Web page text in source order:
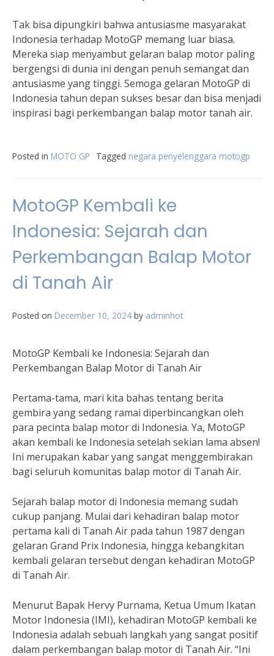
Tak bisa dipungkiri bahwa antusiasme masyarakat
Indonesia terhadap MotoGP memang luar biasa.
Mereka siap menyambut gelaran balap motor paling
bergengsi di dunia ini dengan penuh semangat dan
antusiasme yang tinggi. Semoga gelaran MotoGP di
Indonesia tahun depan sukses besar dan bisa menjadi
inspirasi bagi perkembangan balap motor tanah air.
Posted in MOTO GP Tagged negara penyelenggara motogp
MotoGP Kembali ke
Indonesia: Sejarah dan
Perkembangan Balap Motor
di Tanah Air
Posted on December 10, 2024 by adminhot
MotoGP Kembali ke Indonesia: Sejarah dan
Perkembangan Balap Motor di Tanah Air
Pertama-tama, mari kita bahas tentang berita
gembira yang sedang ramai diperbincangkan oleh
para pecinta balap motor di Indonesia. Ya, MotoGP
akan kembali ke Indonesia setelah sekian lama absen!
Ini merupakan kabar yang sangat menggembirakan
bagi seluruh komunitas balap motor di Tanah Air.
Sejarah balap motor di Indonesia memang sudah
cukup panjang. Mulai dari kehadiran balap motor
pertama kali di Tanah Air pada tahun 1987 dengan
gelaran Grand Prix Indonesia, hingga kebangkitan
kembali gelaran tersebut dengan kehadiran MotoGP
di Tanah Air.
Menurut Bapak Hervy Purnama, Ketua Umum Ikatan
Motor Indonesia (IMI), kehadiran MotoGP kembali ke
Indonesia adalah sebuah langkah yang sangat positif
dalam perkembangan balap motor di Tanah Air. “Ini